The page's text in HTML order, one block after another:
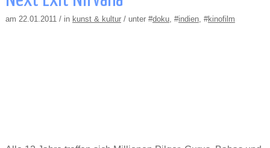
am 22.01.2011 / in kunst & kultur/ unter #doku, #indien, #kinofilm